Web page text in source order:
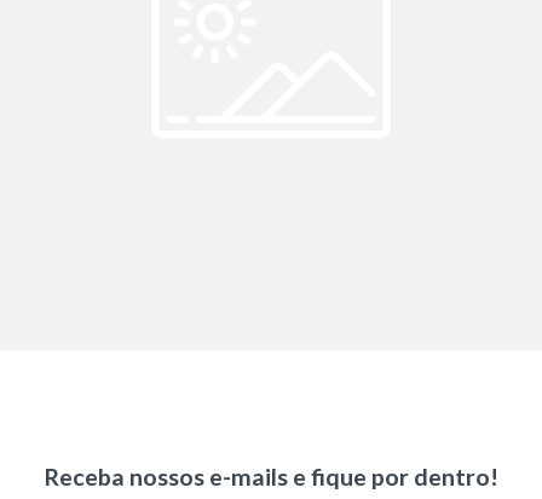
Receba nossos e-mails e fique por dentro!